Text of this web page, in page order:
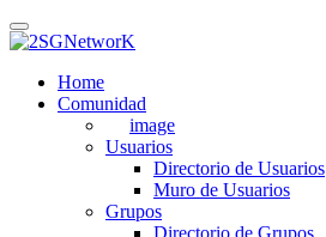
Skip
to
contentHome
Comunidad
image
Usuarios
Directorio de Usuarios
Muro de Usuarios
Grupos
Directorio de Grupos